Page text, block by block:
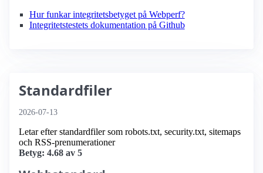
Hur funkar integritetsbetyget på Webperf?
Integritetstestets dokumentation på Github
Standardfiler
2026-07-13
Letar efter standardfiler som robots.txt, security.txt, sitemaps
och RSS-prenumerationer
Betyg: 4.68 av 5